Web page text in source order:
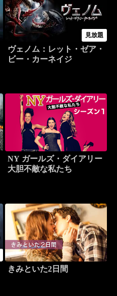
見放題
ヴェノム：レット・ゼア・
ビー・カーネイジ
NY ガールズ・ダイアリー
大胆不敵な私たち
きみといた2日間